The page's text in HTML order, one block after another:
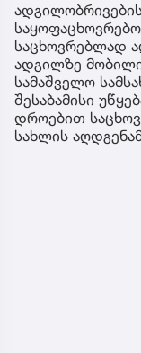
საცხოვრებლად
ადგილზე
სამაშველო
შესაბამისი
დროებით
სახლის